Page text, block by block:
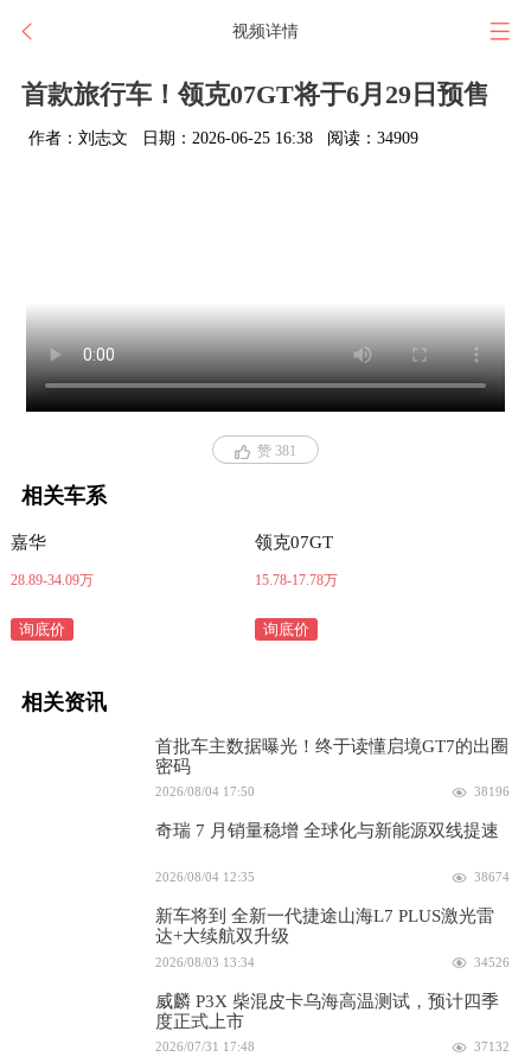
视频详情
首款旅行车！领克07GT将于6月29日预售
作者：刘志文 日期：2026-06-25 16:38 阅读：34909
赞 381
相关车系
嘉华
28.89-34.09万
询底价
领克07GT
15.78-17.78万
询底价
相关资讯
首批车主数据曝光！终于读懂启境GT7的出圈
密码
2026/08/04 17:50 38196
奇瑞 7 月销量稳增 全球化与新能源双线提速
2026/08/04 12:35 38674
新车将到 全新一代捷途山海L7 PLUS激光雷
达+大续航双升级
2026/08/03 13:34 34526
威麟 P3X 柴混皮卡乌海高温测试，预计四季
度正式上市
2026/07/31 17:48 37132